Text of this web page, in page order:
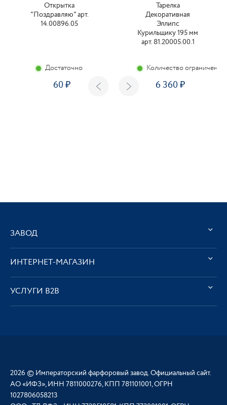
Открытка
"Поздравляю" арт.
14.00896.05
Достаточно
60
Тарелка
Декоративная
Эллипс
Курильщику 195 мм
арт. 81.20005.00.1
Количество ограничено
6 360
ЗАВОД
ИНТЕРНЕТ-МАГАЗИН
УСЛУГИ В2В
2026 © Императорский фарфоровый завод. Официальный сайт.
АО «ИФЗ», ИНН 7811000276, КПП 781101001, ОГРН
1027806058213